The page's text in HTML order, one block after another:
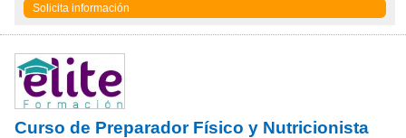
Solicita información
Curso de Preparador Físico y Nutricionista